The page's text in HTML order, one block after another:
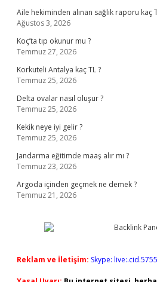
Aile hekiminden alınan sağlık raporu kaç
Ağustos 3, 2026
Koç’ta tıp okunur mu ?
Temmuz 27, 2026
Korkuteli Antalya kaç TL ?
Temmuz 25, 2026
Delta ovalar nasıl oluşur ?
Temmuz 25, 2026
Kekik neye iyi gelir ?
Temmuz 25, 2026
Jandarma eğitimde maaş alır mı ?
Temmuz 23, 2026
Argoda içinden geçmek ne demek ?
Temmuz 21, 2026
Reklam ve İletişim: Skype: